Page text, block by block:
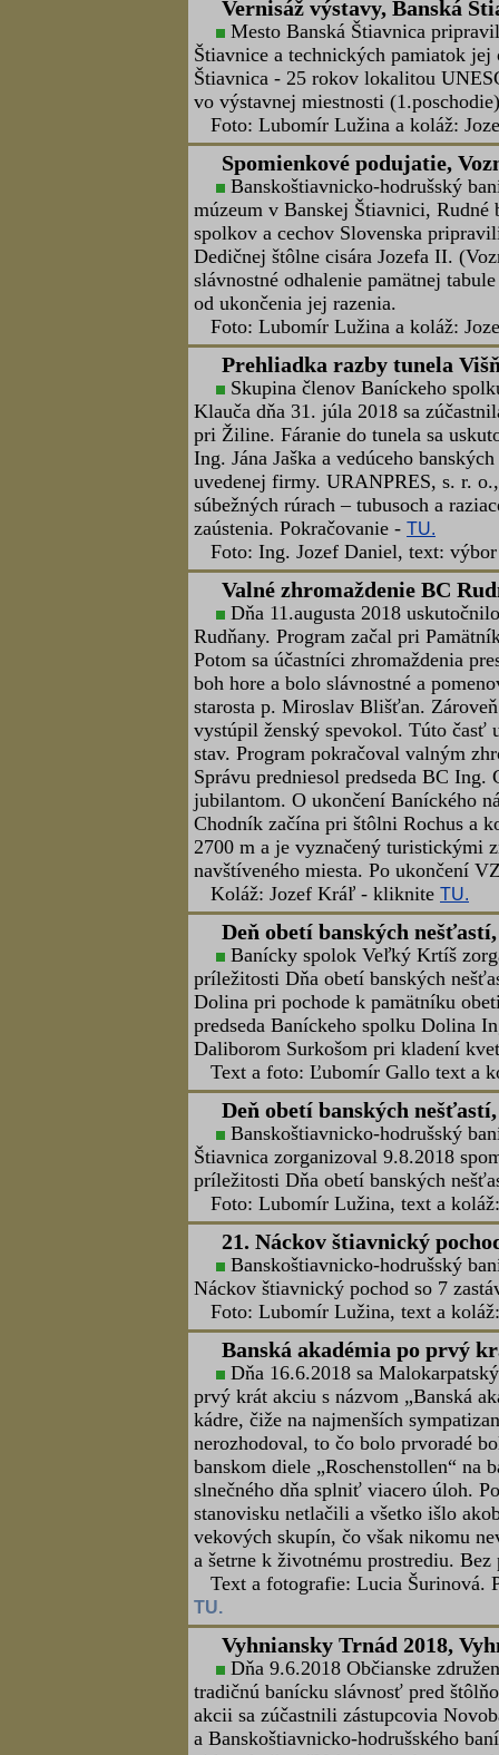
XXII.stretnutia Horníckych měst a
Ing.Branislav Mojžiš, Ľubomír
stretnutí zúčastnilo 750 účastníkov
to boli cechy a spolky z Pezinka,
Krtíša.Učasť zo Slovenska bola
celoslovenské oslavy Dňa baníkov
mesto Sokolov, hlavným
uhlie povrchovým spôsobom. V
blízkej elektrárne. Firma je v
2035. Stretnutie prebehlo vo
boli umiestnené štyri tribúny na
Stretnutie vyvrcholilo 11 min.
Československej republiky.
finančne pomohlo so
republike bude v roku 2019 v
Text: Ing. Branislav Mojžiš, foto:
Výročná členská schôdza,
16. september 2018 sa stal
v Helcmanovciach, pretože v tento
spojená s Baníckym dňom -
Foto: L. Muller a koláž: Jozef
Vernisáž výstavy, Banská
Mesto Banská Štiavnica
Štiavnice a technických pamiatok
Štiavnica - 25 rokov lokalitou
vo výstavnej miestnosti
Foto: Lubomír Lužina a koláž:
Spomienkové podujatie,
Banskoštiavnicko-hodrušský
múzeum v Banskej Štiavnici, Rudné
spolkov a cechov Slovenska
Dedičnej štôlne cisára Jozefa II.
slávnostné odhalenie pamätnej
od ukončenia jej razenia.
Foto: Lubomír Lužina a koláž:
Prehliadka razby tunela
Skupina členov Baníckeho
Klauča dňa 31. júla 2018 sa
pri Žiline. Fáranie do tunela sa
Ing. Jána Jaška a vedúceho
uvedenej firmy. URANPRES, s. r.
súbežných rúrach – tubusoch a
zaústenia. Pokračovanie -TU.
Foto: Ing. Jozef Daniel, text:
Valné zhromaždenie BC
Dňa 11.augusta 2018
Rudňany. Program začal pri
Potom sa účastníci zhromaždenia
boh hore a bolo slávnostné a
starosta p. Miroslav Blišťan.
vystúpil ženský spevokol. Túto
stav. Program pokračoval valným
Správu predniesol predseda BC
jubilantom. O ukončení Baníckého
Chodník začína pri štôlni Rochus
2700 m a je vyznačený
navštíveného miesta. Po ukončení
Koláž: Jozef Kráľ - klikniteTU.
Deň obetí banských
Banícky spolok Veľký Krtíš
príležitosti Dňa obetí banských
Dolina pri pochode k pamätníku
predseda Baníckeho spolku Dolina
Daliborom Surkošom pri kladení
Text a foto: Ľubomír Gallo text a
Deň obetí banských
Banskoštiavnicko-hodrušský
Štiavnica zorganizoval 9.8.2018
príležitosti Dňa obetí banských
Foto: Lubomír Lužina, text a